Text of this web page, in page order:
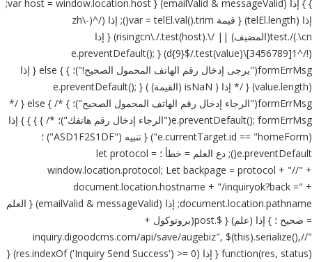
} } إذا (emailValid & messageValid) { var host = window.location.host;
إذا (telEl.length) { قيمة var = telEl.val().trim(); إذا (/^(zh\-
cn\.)/.test(المضيف) || /\.risingcn\./.test(host)) { إذا
(!/^1[3456789]\d{9}$/.test(value)) { e.preventDefault();
formErrMsg("يرجى إدخال رقم الهاتف المحمول الصحيح!")؛ } } else { إذا
(value.length) { /* إذا ( isNaN (القيمة) ) { e.preventDefault();
formErrMsg("الرجاء إدخال رقم الهاتف المحمول الصحيح")؛ } */ } else { /*
e.preventDefault(); formErrMsg("الرجاء إدخال رقم هاتفك")؛ */ } } } } إذا
(e.currentTarget.id == "homeForm") { تنبيه ("ASD1F2S1DF") ؛
e.preventDefault(); دع العلم = خطأ ؛ let protocol =
window.location.protocol; Let backpage = protocol + "//" +
document.location.hostname + "/inquiryok?back =" +
document.location.pathname; إذا (emailValid & messageValid) { العلم
= صحيح ؛ } إذا (علم) { $.post(بروتوكول +
"//inquiry.digoodcms.com/api/save/augebiz", $(this).serialize(),
function(res, status) { إذا (res.indexOf ('Inquiry Send Success') >= 0) {